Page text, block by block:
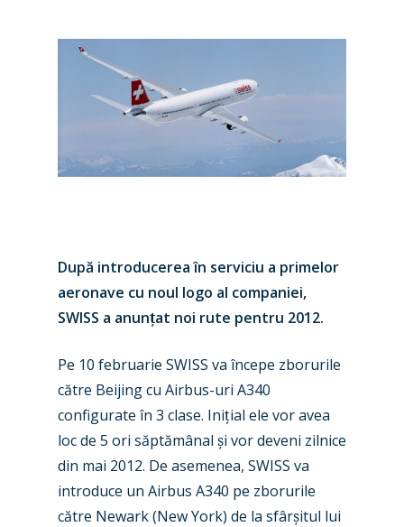
După introducerea în serviciu a primelor
aeronave cu noul logo al companiei,
SWISS a anunțat noi rute pentru 2012.
Pe 10 februarie SWISS va începe zborurile
către Beijing cu Airbus-uri A340
configurate în 3 clase. Inițial ele vor avea
loc de 5 ori săptămânal și vor deveni zilnice
din mai 2012. De asemenea, SWISS va
introduce un Airbus A340 pe zborurile
către Newark (New York) de la sfârșitul lui
New Routes
Industry